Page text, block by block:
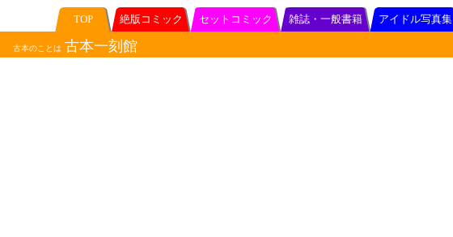
TOP 絶版コミック セットコミック 雑誌・一般書籍 アイドル写真集
古本のことは 古本一刻館